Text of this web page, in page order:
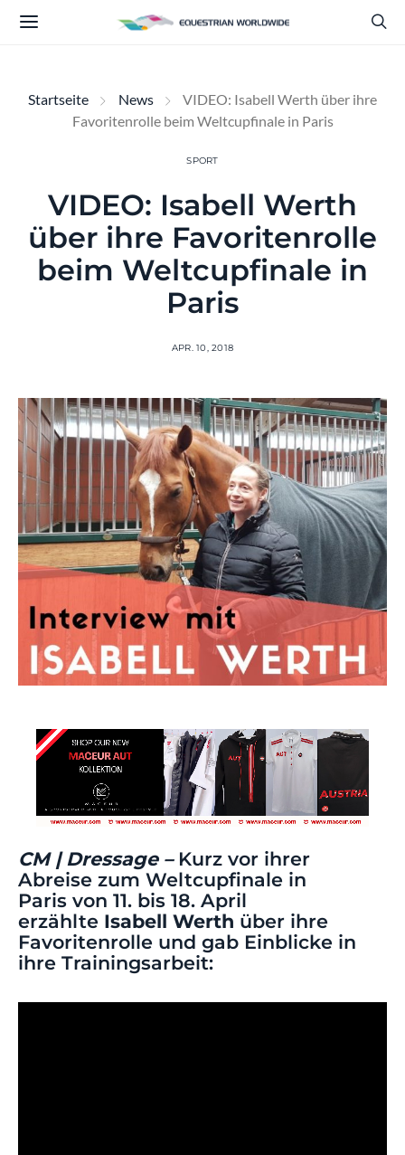
Startseite News
VIDEO: Isabell Werth über ihre
Favoritenrolle beim Weltcupfinale in Paris
SPORT
VIDEO: Isabell Werth
über ihre Favoritenrolle
beim Weltcupfinale in
Paris
APR. 10, 2018
CM | Dressage – Kurz vor ihrer
Abreise zum Weltcupfinale in
Paris von 11. bis 18. April
erzählte Isabell Werth über ihre
Favoritenrolle und gab Einblicke in
ihre Trainingsarbeit: